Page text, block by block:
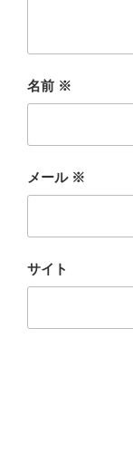
名前 ※
メール ※
サイト